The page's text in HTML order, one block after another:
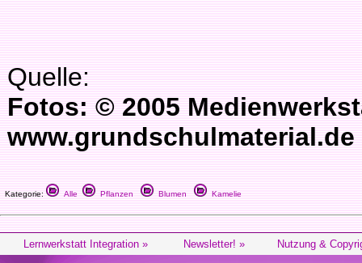
Quelle:
Fotos: © 2005
www.grundschulmaterial.de
Kategorie: Alle Pflanzen Blumen Kamelie
Lernwerkstatt Integration » Newsletter! » Nutzung &